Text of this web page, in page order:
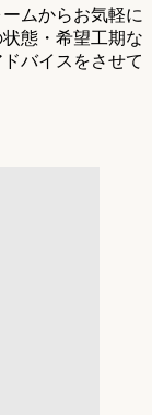
ムからお気軽に
態・希望工期な
バイスをさせて